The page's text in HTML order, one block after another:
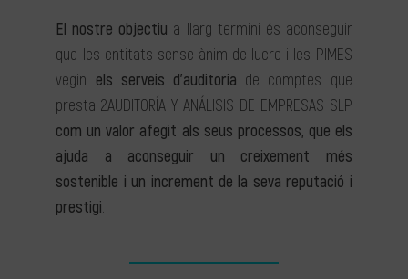
El nostre objectiu a llarg termini és aconseguir
que les entitats sense ànim de lucre i les PIMES
vegin els serveis d’auditoria de comptes que
presta 2AUDITORÍA Y ANÁLISIS DE EMPRESAS SLP
com un valor afegit als seus processos, que els
ajuda a aconseguir un creixement més
sostenible i un increment de la seva reputació i
prestigi.